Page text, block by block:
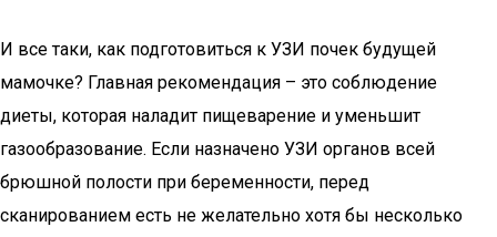
И все таки, как подготовиться к УЗИ почек будущей
мамочке? Главная рекомендация – это соблюдение
диеты, которая наладит пищеварение и уменьшит
газообразование. Если назначено УЗИ органов всей
брюшной полости при беременности, перед
сканированием есть не желательно хотя бы несколько